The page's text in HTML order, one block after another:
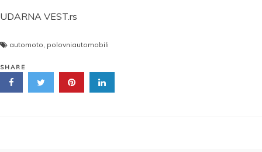
UDARNA VEST.rs
automoto, polovniautomobili
SHARE